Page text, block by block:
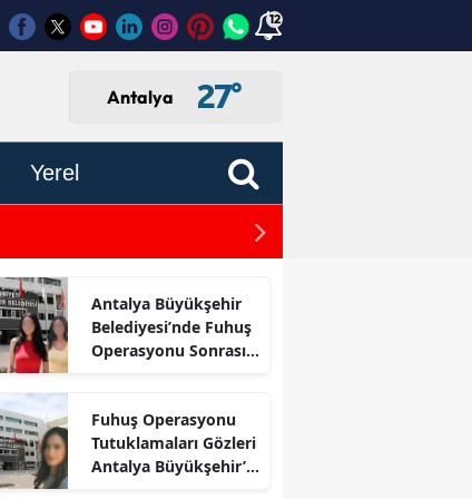
12
Antalya 27°
Yerel
Kemer'de Yol Verme
Antalya Büyükşehir
Belediyesi’nde Fuhuş
Operasyonu Sonrası
Fuhuş Operasyonu
Tutuklamaları Gözleri
Antalya Büyükşehir’e